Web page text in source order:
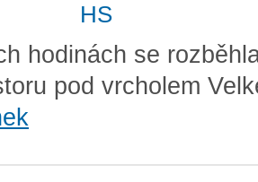
HS
hodinách se
pod vrcholem